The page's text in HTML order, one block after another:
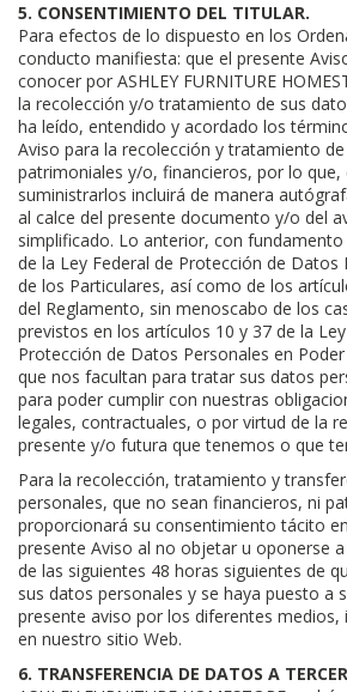
5. CONSENTIMIENTO DEL TITULAR.
Para efectos de lo dispuesto en los
conducto manifiesta: que el presente
conocer por ASHLEY FURNITURE
la recolección y/o tratamiento de sus
ha leído, entendido y acordado los
Aviso para la recolección y tratamiento
patrimoniales y/o, financieros, por lo que,
suministrarlos incluirá de manera
al calce del presente documento y/o del
simplificado. Lo anterior, con
de la Ley Federal de Protección de Datos
de los Particulares, así como de los
del Reglamento, sin menoscabo de los
previstos en los artículos 10 y 37 de la
Protección de Datos Personales en
que nos facultan para tratar sus datos
para poder cumplir con nuestras
legales, contractuales, o por virtud de la
presente y/o futura que tenemos o que
Para la recolección, tratamiento y
personales, que no sean financieros, ni
proporcionará su consentimiento tácito
presente Aviso al no objetar u oponerse
de las siguientes 48 horas siguientes de
sus datos personales y se haya puesto a
presente aviso por los diferentes medios,
en nuestro sitio Web.
6. TRANSFERENCIA DE DATOS A